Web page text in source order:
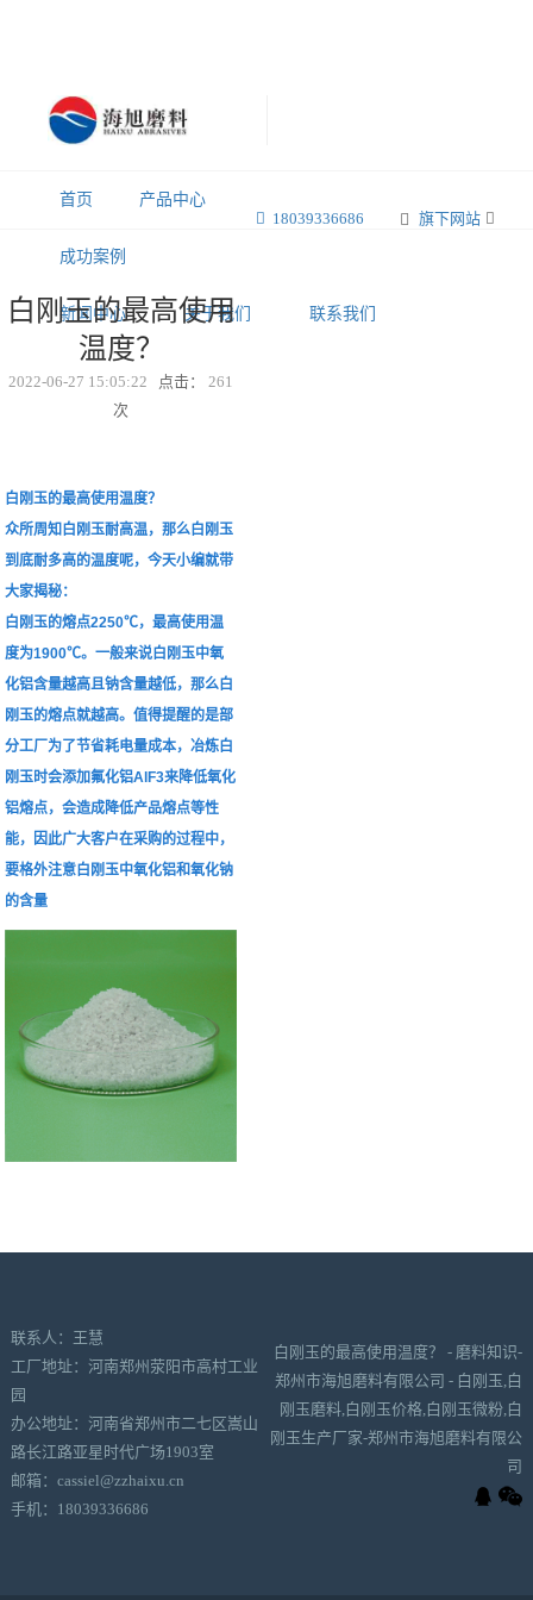
旗下网站
18039336686
首页 产品中心
成功案例
新闻中心 关于我们 联系我们
白刚玉的最高使用
温度？
2022-06-27 15:05:22 点击： 261
次
白刚玉的最高使用温度？
众所周知白刚玉耐高温，那么白刚玉
到底耐多高的温度呢，今天小编就带
大家揭秘：
白刚玉的熔点2250℃，最高使用温
度为1900℃。一般来说白刚玉中氧
化铝含量越高且钠含量越低，那么白
刚玉的熔点就越高。值得提醒的是部
分工厂为了节省耗电量成本，冶炼白
刚玉时会添加氟化铝AlF3来降低氧化
铝熔点，会造成降低产品熔点等性
能，因此广大客户在采购的过程中，
要格外注意白刚玉中氧化铝和氧化钠
的含量
联系人：王慧
工厂地址：河南郑州荥阳市高村工业
园
办公地址：河南省郑州市二七区嵩山
路长江路亚星时代广场1903室
邮箱：cassiel@zzhaixu.cn
手机：18039336686
白刚玉的最高使用温度？ - 磨料知识-
郑州市海旭磨料有限公司 - 白刚玉,白
刚玉磨料,白刚玉价格,白刚玉微粉,白
刚玉生产厂家-郑州市海旭磨料有限公
司